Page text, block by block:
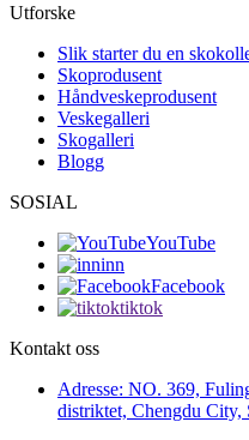
Utforske
Slik starter du en
Skoprodusent
Håndveskeprodusent
Veskegalleri
Skogalleri
Blogg
SOSIAL
YouTube
inn
Facebook
tiktok
Kontakt oss
Adresse: NO. 369,
distriktet, Chengdu City,